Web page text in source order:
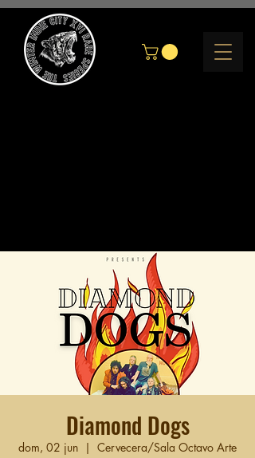
Diamond Dogs
dom, 02 jun
  |
Cervecera/Sala Octavo Arte